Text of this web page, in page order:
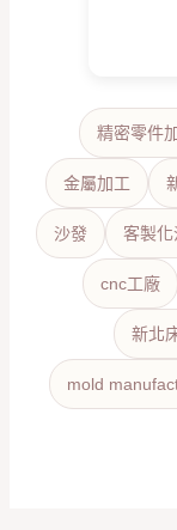
精密零件
金屬加工
沙發 客製化
cnc工廠
新北
mold